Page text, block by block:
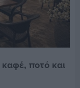
ποτό και